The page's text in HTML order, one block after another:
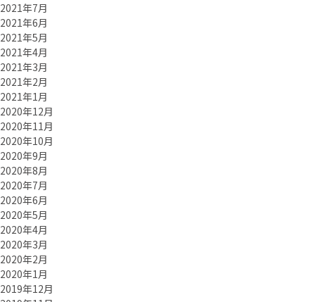
2021年7月
2021年6月
2021年5月
2021年4月
2021年3月
2021年2月
2021年1月
2020年12月
2020年11月
2020年10月
2020年9月
2020年8月
2020年7月
2020年6月
2020年5月
2020年4月
2020年3月
2020年2月
2020年1月
2019年12月